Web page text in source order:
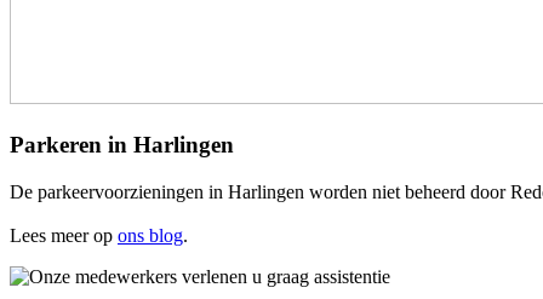
Parkeren in Harlingen
De parkeervoorzieningen in Harlingen worden niet beheerd door
Lees meer op ons blog.